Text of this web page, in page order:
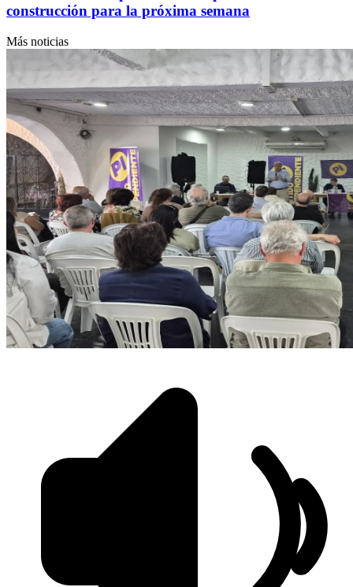
construcción para la próxima semana
Más noticias